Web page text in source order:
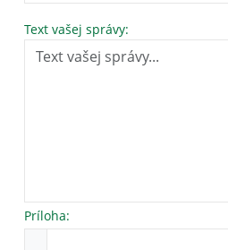
Text vašej správy:
Príloha: